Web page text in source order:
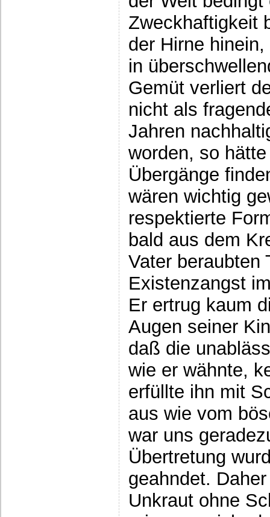
Zweckhaftigkeit
der Hirne
in
Gemüt verliert
nicht als
Jahren
worden, so
Übergänge
wären wichtig
respektierte
bald aus dem
Vater beraubten
Existenzangst
Er ertrug kaum
Augen seiner
daß die
wie er wähnte,
erfüllte ihn mit
aus wie vom
war uns
Übertretung
geahndet.
Unkraut ohne